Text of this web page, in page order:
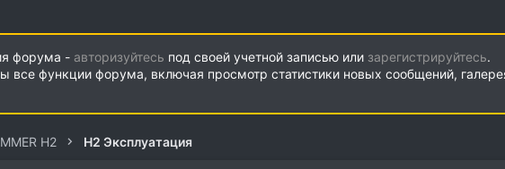
форума - авторизуйтесь под своей учетной записью или зарегистрируйтесь.
все функции форума, включая просмотр статистики новых сообщений,
H2 Н2 Эксплуатация